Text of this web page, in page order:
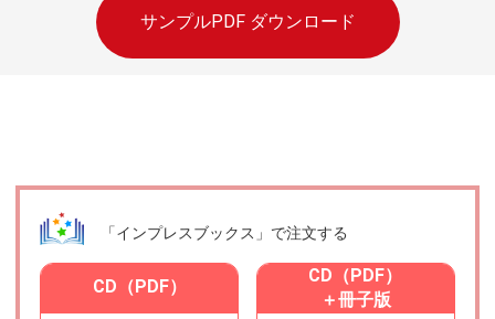
サンプルPDF ダウンロード
「インプレスブックス」で注文する
CD（PDF）
CD（PDF）
＋冊子版